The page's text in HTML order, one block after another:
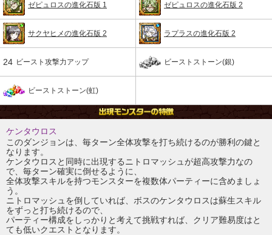
ゼピュロスの進化石版 1 ゼピュロスの進化石版 2
サクヤヒメの進化石版 2 ラプラスの進化石版 2
24 ビースト攻撃力アップ ビーストストーン(銀)
ビーストストーン(虹)
ケンタウロス
このダンジョンは、毎ターン全体攻撃を打ち続けるのが勝利の鍵と
なります。
ケンタウロスと同時に出現するニトロマッシュが超高攻撃力なの
で、毎ターン確実に倒せるように、
全体攻撃スキルを持つモンスターを複数体パーティーに含めましょ
う。
ニトロマッシュを倒していれば、ボスのケンタウロスは蘇生スキル
をずっと打ち続けるので、
パーティー構成をしっかりと考えて挑戦すれば、クリア難易度はと
ても低いクエストとなります。